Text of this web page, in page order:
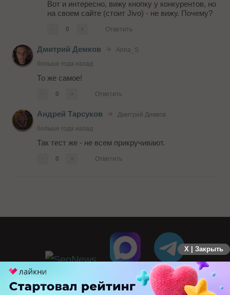
Вот и интересно, вижу кнопку у конкурентов, но
на своем сайте (стоит Jivo) - не вижу. Почему?
0 Ответить
Дмитрий Демков
Anna_S
больше года назад
То же самое!
0 Ответить
Андрей Тарсуков
Дмитрий Демков
больше года назад
Так тест же - не всем прикручивают.
0 Ответить
X | Закрыть
ПЕРЕЙТИ НА ПОЛНУЮ ВЕРСИЮ